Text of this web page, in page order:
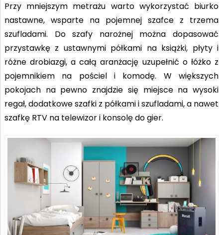
Przy mniejszym metrażu warto wykorzystać biurko
nastawne, wsparte na pojemnej szafce z trzema
szufladami. Do szafy narożnej można dopasować
przystawkę z ustawnymi półkami na książki, płyty i
różne drobiazgi, a całą aranżację uzupełnić o łóżko z
pojemnikiem na pościel i komodę. W większych
pokojach na pewno znajdzie się miejsce na wysoki
regał, dodatkowe szafki z półkami i szufladami, a nawet
szafkę RTV na telewizor i konsolę do gier.